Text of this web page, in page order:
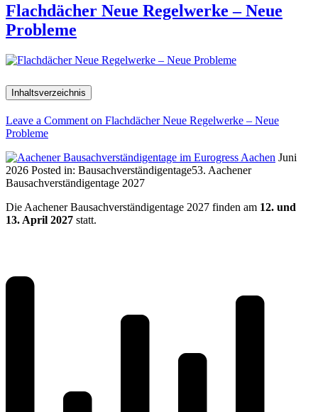
Flachdächer Neue Regelwerke – Neue
Probleme
Inhaltsverzeichnis
Leave a Comment on Flachdächer Neue Regelwerke – Neue
Probleme
Juni
2026 Posted in: Bausachverständigentage53. Aachener
Bausachverständigentage 2027
Die Aachener Bausachverständigentage 2027 finden am 12. und
13. April 2027 statt.